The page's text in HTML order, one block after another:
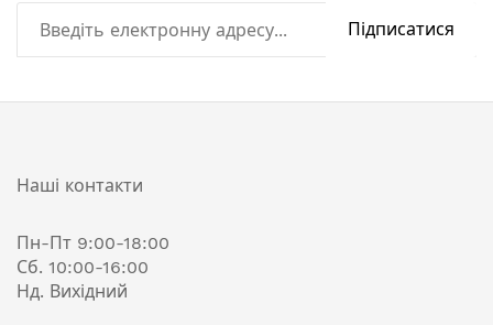
Підписатися
Наші контакти
Пн-Пт 9:00-18:00
Сб. 10:00-16:00
Нд. Вихідний